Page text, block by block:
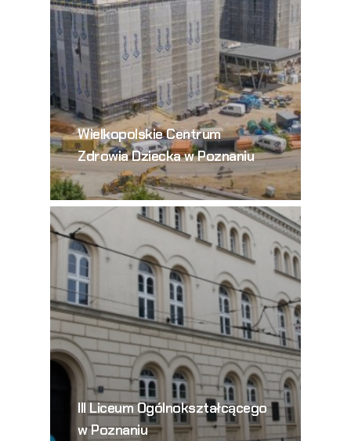
Wielkopolskie Centrum
Zdrowia Dziecka w Poznaniu
III Liceum Ogólnokształcącego
w Poznaniu